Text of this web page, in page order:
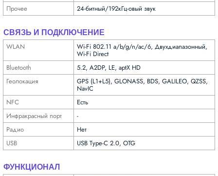
Прочее 24-битный/192кГц-овый звук
СВЯЗЬ И ПОДКЛЮЧЕНИЕ
WLAN Wi-Fi 802.11 a/b/g/n/ac/6, Двухдиапазонный,
Wi-Fi Direct
Bluetooth
5.2, A2DP, LE, aptX HD
Геолока­ция
GPS (L1+L5), GLONASS, BDS, GALILEO, QZSS,
NavIC
NFC
Есть
Инфра­красный порт
-
Радио
Нет
USB
USB Type-C 2.0, OTG
ФУНКЦИОНАЛ